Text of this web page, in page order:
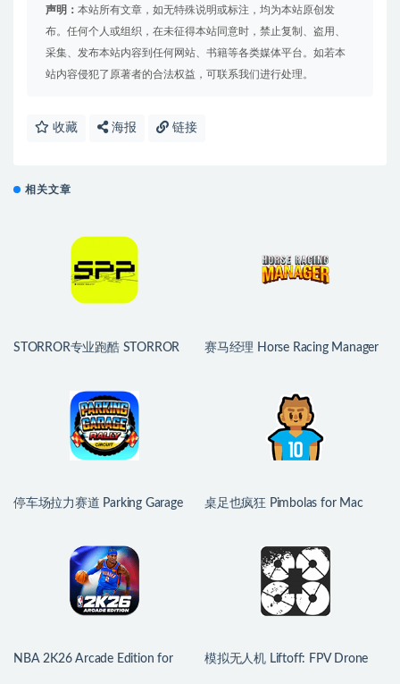
声明： 本站所有文章，如无特殊说明或标注，均为本站原创发
布。任何个人或组织，在未征得本站同意时，禁止复制、盗用、
采集、发布本站内容到任何网站、书籍等各类媒体平台。如若本
站内容侵犯了原著者的合法权益，可联系我们进行处理。
收藏 海报 链接
相关文章
STORROR专业跑酷 STORROR
赛马经理 Horse Racing Manager
停车场拉力赛道 Parking Garage
桌足也疯狂 Pimbolas for Mac
NBA 2K26 Arcade Edition for
模拟无人机 Liftoff: FPV Drone